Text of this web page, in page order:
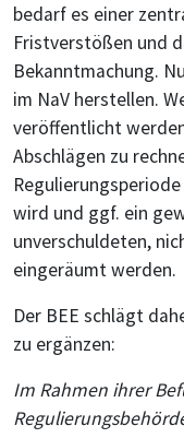
bedarf es einer
Fristverstößen und
Bekanntmachung.
im NaV herstellen.
veröffentlicht
Abschlägen zu
wird und ggf. ein
unverschuldeten,
eingeräumt werden.
Der BEE schlägt
zu ergänzen:
Im Rahmen ihrer